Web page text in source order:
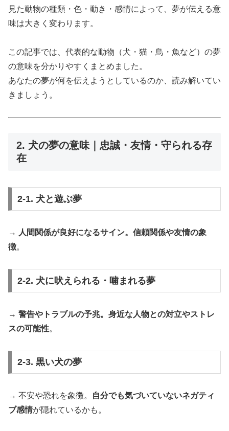
見た動物の種類・色・動き・感情によって、夢が伝える意
味は大きく変わります。
この記事では、代表的な動物（犬・猫・鳥・魚など）の夢
の意味を分かりやすくまとめました。
あなたの夢が何を伝えようとしているのか、読み解いてい
きましょう。
2. 犬の夢の意味｜忠誠・友情・守られる存
在
2-1. 犬と遊ぶ夢
→ 人間関係が良好になるサイン。信頼関係や友情の象
徴。
2-2. 犬に吠えられる・噛まれる夢
→ 警告やトラブルの予兆。身近な人物との対立やストレ
スの可能性。
2-3. 黒い犬の夢
→ 不安や恐れを象徴。
自分でも気づいていないネガティ
ブ感情が隠れているかも。